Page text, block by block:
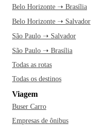
Belo Horizonte ➝ Brasília
Belo Horizonte ➝ Salvador
São Paulo ➝ Salvador
São Paulo ➝ Brasília
Todas as rotas
Todas os destinos
Viagem
Buser Carro
Empresas de ônibus